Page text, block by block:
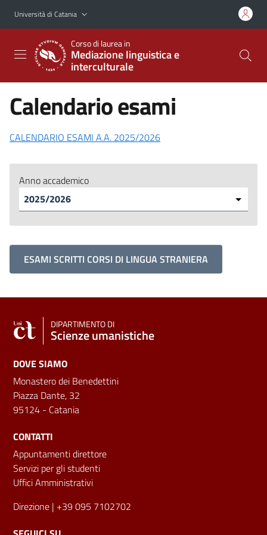
Vai al contenuto principale
Vai al menu di navigazione
Università di Catania
Corso di laurea in
Mediazione linguistica e
interculturale
Calendario esami
CALENDARIO ESAMI A.A. 2025/2026
Anno accademico
ESAMI SCRITTI CORSI DI LINGUA STRANIERA
DIPARTIMENTO DI
Scienze umanistiche
DOVE SIAMO
Monastero dei Benedettini
Piazza Dante, 32
95124 - Catania
CONTATTI
Appuntamenti direttore
Servizi per gli studenti
Uffici Amministrativi
Direzione | +39 095 7102702